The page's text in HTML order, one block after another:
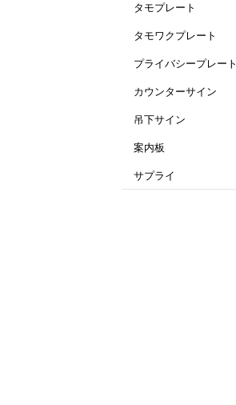
タモプレート
タモワクプレート
プライバシープレート
カウンターサイン
吊下サイン
案内板
サプライ